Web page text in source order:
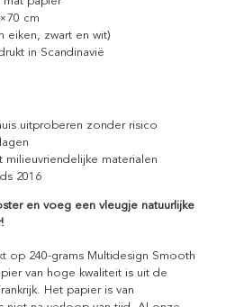
cm
eiken, zwart en wit)
in Scandinavië
uitproberen zonder risico
materialen
2016
en voeg een vleugje natuurlijke
op 240-grams Multidesign Smooth
van hoge kwaliteit is uit de
Het papier is van